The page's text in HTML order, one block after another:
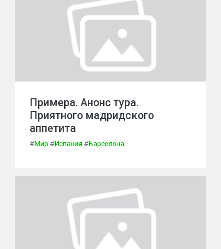
Примера. Анонс тура.
Приятного мадридского
аппетита
#Мир #Испания #Барселона